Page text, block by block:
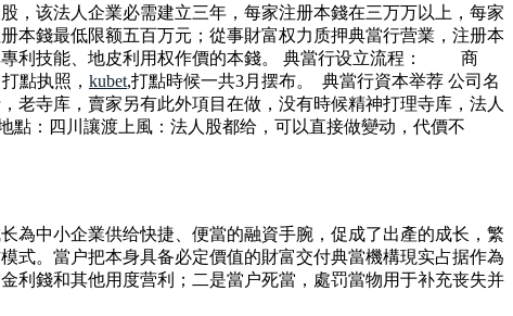
该法人企業必需建立三年，每家注册本錢在三万万以上，每家
本錢最低限额五百万元；從事財富权力质押典當行营業，注册本
專利技能、地皮利用权作價的本錢。 典當行设立流程： 商
點执照， kubet,打點時候一共3月摆布。 典當行資本举荐 公司名
老寺库，賣家另有此外項目在做，没有時候精神打理寺库，法人
點：四川讓渡上風：法人股都给，可以直接做變动，代價不
為中小企業供给快捷、便當的融資手腕，促成了出產的成长，繁
式。當户把本身具备必定價值的財富交付典當機構現实占据作為
利錢和其他用度营利；二是當户死當，處罚當物用于补充丧失并